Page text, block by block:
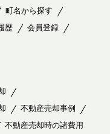
町名から探す
歴
会員登録
不動産売却事例
不動産売却時の諸費用